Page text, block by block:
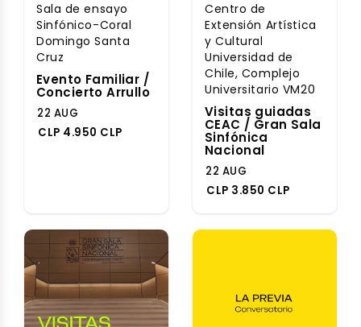
Sala de ensayo
Sinfónico-Coral
Domingo Santa
Cruz
Evento Familiar /
Concierto Arrullo
22 AUG
CLP 4.950 CLP
Centro de
Extensión Artística
y Cultural
Universidad de
Chile, Complejo
Universitario VM20
Visitas guiadas
CEAC / Gran Sala
Sinfónica
Nacional
22 AUG
CLP 3.850 CLP